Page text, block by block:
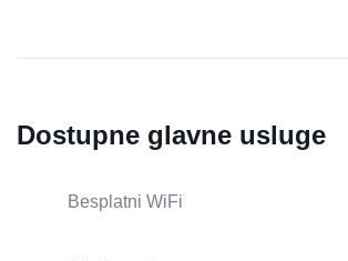
Dostupne glavne usluge
Besplatni WiFi